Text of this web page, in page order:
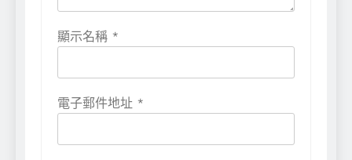
顯示名稱 *
電子郵件地址 *